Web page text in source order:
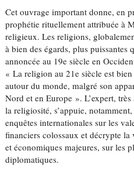
Cet ouvrage important donne, en
prophétie rituellement attribuée à
religieux. Les religions,
à bien des égards, plus puissantes
annoncée au 19e siècle en
« La religion au 21e siècle est
autour du monde, malgré son
Nord et en Europe ». L’expert,
la religiosité, s’appuie,
enquêtes internationales sur les
financiers colossaux et décrypte
et économiques majeures, sur les
diplomatiques.